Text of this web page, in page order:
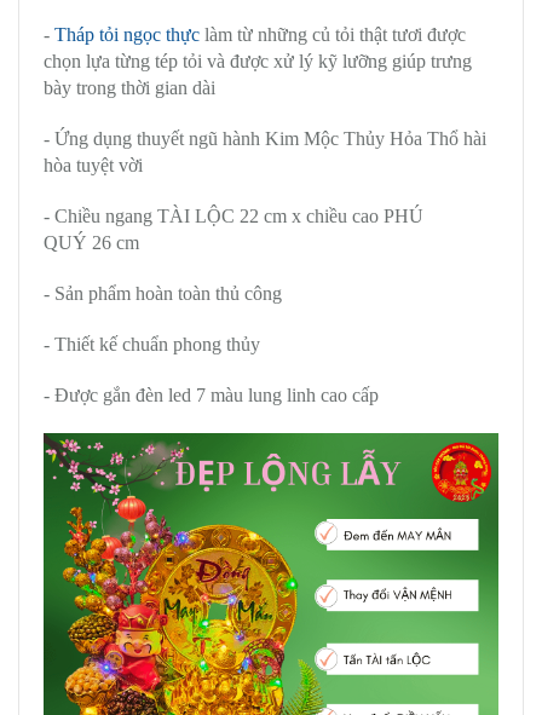
- Tháp tỏi ngọc thực làm từ những củ tỏi thật tươi được
chọn lựa từng tép tỏi và được xử lý kỹ lưỡng giúp trưng
bày trong thời gian dài
- Ứng dụng thuyết ngũ hành Kim Mộc Thủy Hỏa Thổ hài
hòa tuyệt vời
- Chiều ngang TÀI LỘC 22 cm x chiều cao PHÚ
QUÝ 26 cm
- Sản phẩm hoàn toàn thủ công
- Thiết kế chuẩn phong thủy
- Được gắn đèn led 7 màu lung linh cao cấp